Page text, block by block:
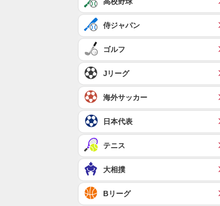
侍ジャパン
ゴルフ
Jリーグ
海外サッカー
日本代表
テニス
大相撲
Bリーグ